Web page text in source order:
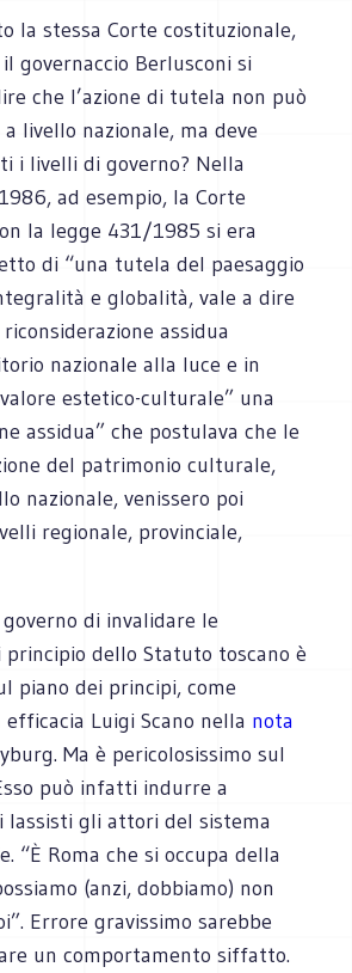
la stessa Corte costituzionale,
governaccio Berlusconi si
che l’azione di tutela non può
livello nazionale, ma deve
i livelli di governo? Nella
ad esempio, la Corte
la legge 431/1985 si era
di “una tutela del paesaggio
e globalità, vale a dire
assidua
nazionale alla luce e in
estetico-culturale” una
assidua” che postulava che le
del patrimonio culturale,
nazionale, venissero poi
regionale, provinciale,
di invalidare le
dello Statuto toscano è
piano dei principi, come
Luigi Scano nella nota
Ma è pericolosissimo sul
può infatti indurre a
lassisti gli attori del sistema
“È Roma che si occupa della
(anzi, dobbiamo) non
Errore gravissimo sarebbe
un comportamento siffatto.